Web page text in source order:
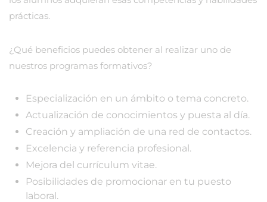
prácticas.
¿Qué beneficios puedes obtener al realizar uno de
nuestros programas formativos?
Especialización en un ámbito o tema concreto.
Actualización de conocimientos y puesta al día.
Creación y ampliación de una red de contactos.
Excelencia y referencia profesional.
Mejora del currículum vitae.
Posibilidades de promocionar en tu puesto
laboral.